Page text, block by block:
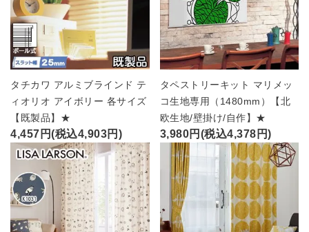
タチカワ アルミブラインド テ
ィオリオ アイボリー 各サイズ
【既製品】★
4,457円(税込4,903円)
タペストリーキット マリメッ
コ生地専用（1480mm）【北
欧生地/壁掛け/自作】★
3,980円(税込4,378円)